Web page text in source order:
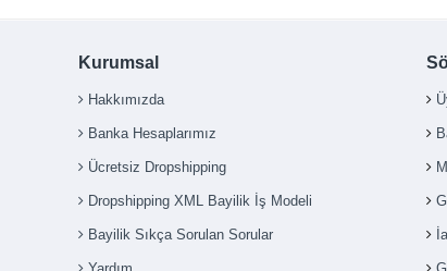
Kurumsal
Hakkımızda
Banka Hesaplarımız
Ücretsiz Dropshipping
Dropshipping XML Bayilik İş Modeli
Bayilik Sıkça Sorulan Sorular